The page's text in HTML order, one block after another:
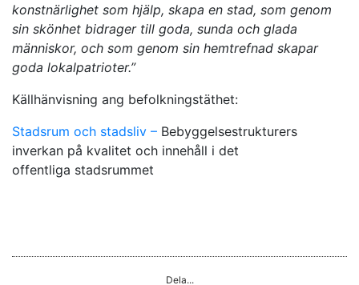
konstnärlighet som hjälp, skapa en stad, som genom
sin skönhet bidrager till goda, sunda och glada
människor, och som genom sin hemtrefnad skapar
goda lokalpatrioter.”
Källhänvisning ang befolkningstäthet:
Stadsrum och stadsliv – Bebyggelsestrukturers
inverkan på kvalitet och innehåll i det
offentliga stadsrummet
Dela...